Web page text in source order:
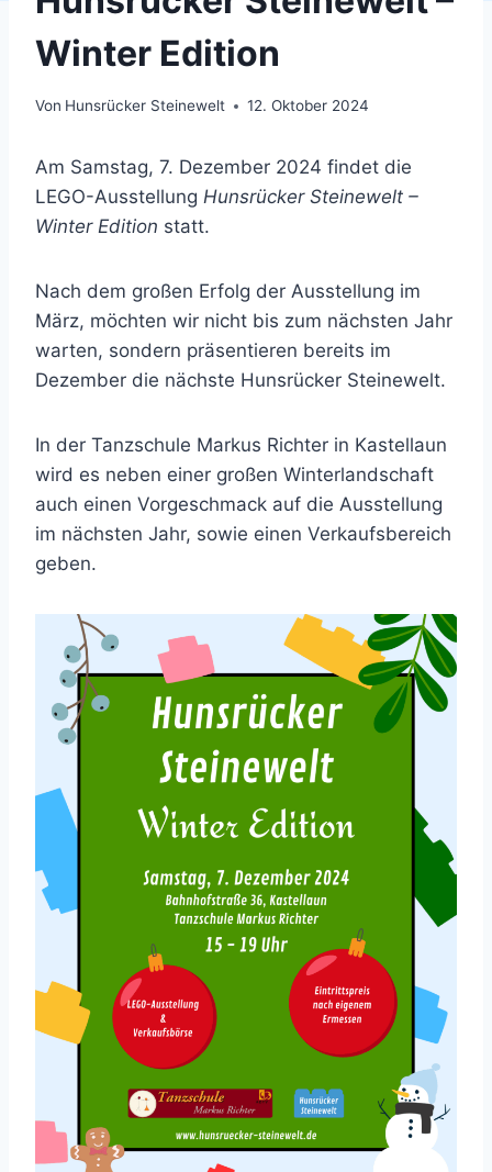
Winter Edition
Von Hunsrücker Steinewelt 12. Oktober 2024
Am Samstag, 7. Dezember 2024 findet die
LEGO-Ausstellung Hunsrücker Steinewelt –
Winter Edition statt.
Nach dem großen Erfolg der Ausstellung im
März, möchten wir nicht bis zum nächsten Jahr
warten, sondern präsentieren bereits im
Dezember die nächste Hunsrücker Steinewelt.
In der Tanzschule Markus Richter in Kastellaun
wird es neben einer großen Winterlandschaft
auch einen Vorgeschmack auf die Ausstellung
im nächsten Jahr, sowie einen Verkaufsbereich
geben.